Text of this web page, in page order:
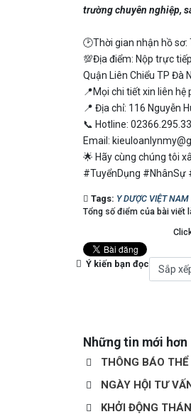
trường chuyên nghiệp,
🕑Thời gian nhận hồ
💯Địa điểm: Nộp trực
Quận Liên Chiểu TP Đà
📍Mọi chi tiết xin liên
📍 Địa chỉ: 116 Nguyễn
📞 Hotline:
Email:
🌟 Hãy cùng chúng tôi
#TuyểnDụng #NhânSự
Tags: Y DƯỢC VIỆT
Tổng số điểm của bài viết
Ý kiến bạn đọc
Những tin mới hơn
THÔNG BÁO
NGÀY HỘI TƯ
KHỞI ĐỘNG